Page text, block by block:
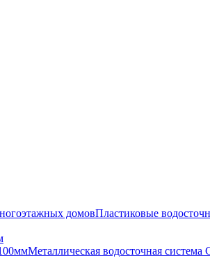
домовПластиковые
Металлическая водосточная